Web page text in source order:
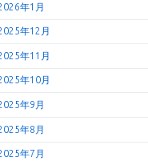
年1月
年12月
年11月
年10月
年9月
年8月
年7月